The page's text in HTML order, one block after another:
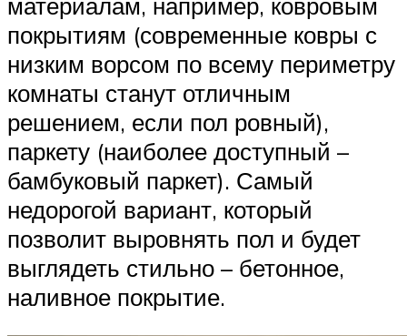
покрытиям (современные ковры с
низким ворсом по всему периметру
комнаты станут отличным
решением, если пол ровный),
паркету (наиболее доступный –
бамбуковый паркет). Самый
недорогой вариант, который
позволит выровнять пол и будет
выглядеть стильно – бетонное,
наливное покрытие.